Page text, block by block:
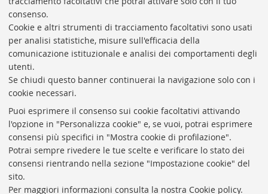
consenso.
Cookie e altri strumenti di tracciamento facoltativi sono usati
per analisi statistiche, misure sull'efficacia della
comunicazione istituzionale e analisi dei comportamenti degli
utenti.
Se chiudi questo banner continuerai la navigazione solo con i
cookie necessari.
Puoi esprimere il consenso sui cookie facoltativi attivando
l'opzione in "Personalizza cookie" e, se vuoi, potrai esprimere
consensi più specifici in "Mostra cookie di profilazione".
Potrai sempre rivedere le tue scelte e verificare lo stato dei
consensi rientrando nella sezione "Impostazione cookie" del
sito.
Per maggiori informazioni consulta la nostra Cookie policy.
UNIVERSITARIA
Presidente: prof. Francesco Citti
Coordinatrice gestionale: Maria Pia Torricelli
Responsabile Amministrativo: Luigia Di Pumpo
Via Zamboni, 33/35 - 40126 Bologna (BO)
Tel. +39 051 2088306 - Fax +39 051 2088385
bub.info@unibo.it
bub.biblioteca@pec.unibo.it
Dove siamo
Orario dei servizi
Helpdesk